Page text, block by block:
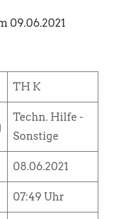
09.06.2021
TH K
Techn. Hilfe -
Sonstige
08.06.2021
07:49 Uhr